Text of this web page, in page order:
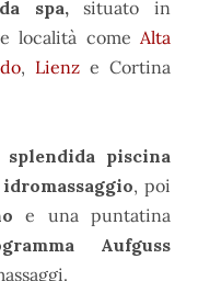
spa,situato in
località come Alta
, Lienze Cortina
piscina
idromassaggio, poi
e una puntatina
Aufguss